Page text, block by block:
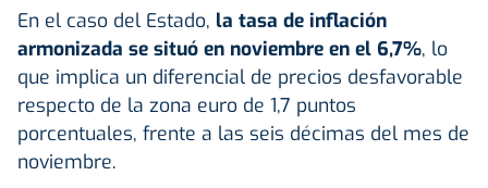
En el caso del Estado, la tasa de inflación
armonizada se situó en noviembre en el 6,7%, lo
que implica un diferencial de precios desfavorable
respecto de la zona euro de 1,7 puntos
porcentuales, frente a las seis décimas del mes de
noviembre.